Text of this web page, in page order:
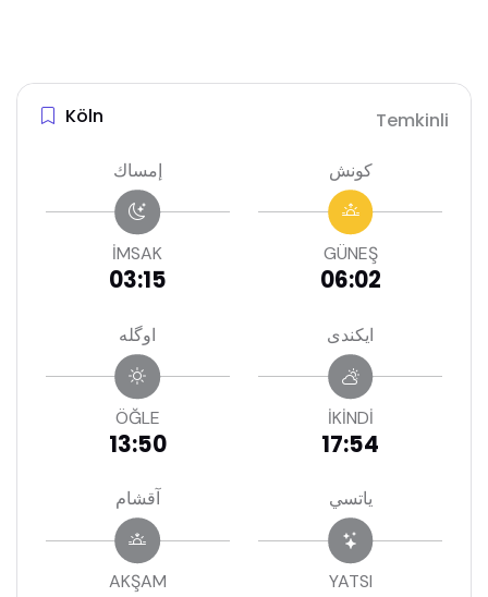
Köln Temkinli
إمساك
İMSAK
03:15
كونش
GÜNEŞ
06:02
اوگله
ÖĞLE
13:50
ايكندى
İKİNDİ
17:54
آقشام
AKŞAM
ياتسي
YATSI